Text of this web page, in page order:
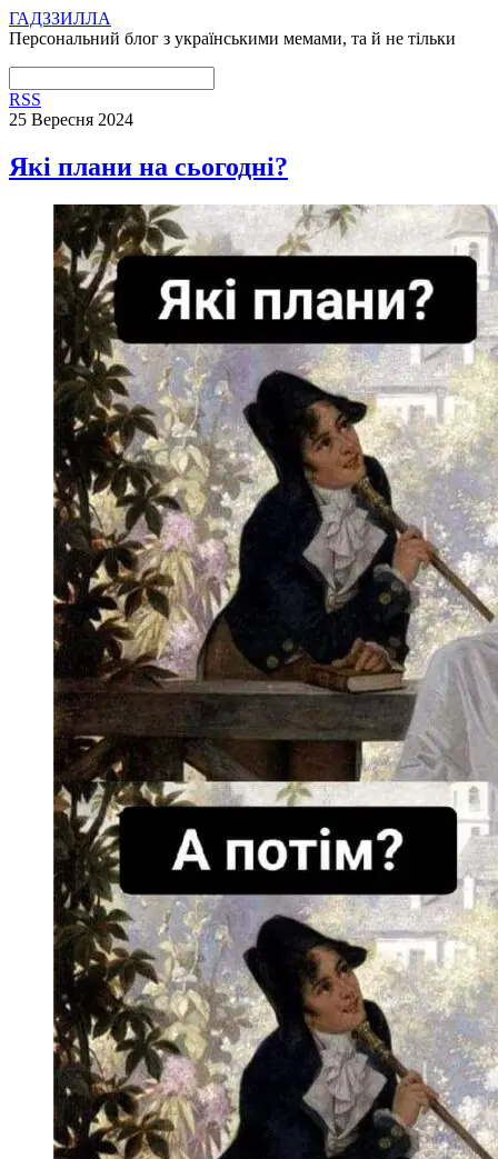
ГАДЗЗИЛЛА
Персональний блог з українськими мемами, та й не тільки
RSS
25 Вересня 2024
Які плани на сьогодні?